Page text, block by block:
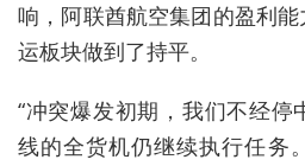
响，阿联酋航空集团的盈利
运板块做到了持平。
“冲突爆发初期，我们不经
线的全货机仍继续执行任务